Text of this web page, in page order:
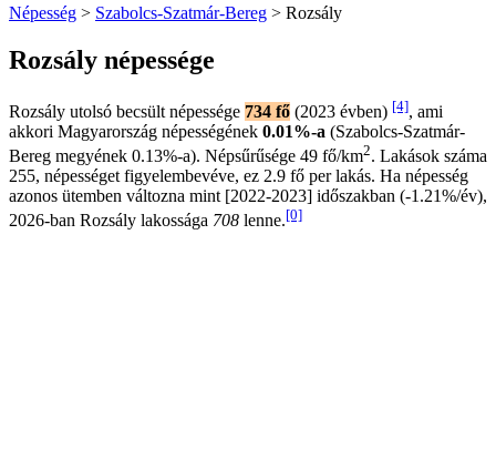
Népesség > Szabolcs-Szatmár-Bereg > Rozsály
Rozsály népessége
Rozsály utolsó becsült népessége 734 fő (2023 évben) [4], ami
akkori Magyarország népességének 0.01%-a (Szabolcs-Szatmár-
Bereg megyének 0.13%-a). Népsűrűsége 49 fő/km2. Lakások száma
255, népességet figyelembevéve, ez 2.9 fő per lakás. Ha népesség
azonos ütemben változna mint [2022-2023] időszakban (-1.21%/év),
2026-ban Rozsály lakossága 708 lenne.[0]